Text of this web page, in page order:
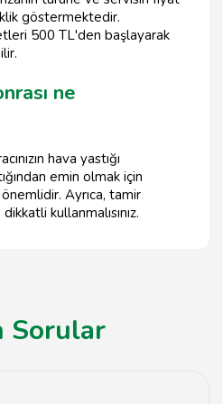
göstermektedir.
500 TL'den başlayarak
ne
hava yastığı
emin olmak için
Ayrıca, tamir
dikkatli kullanmalısınız.
Sorular